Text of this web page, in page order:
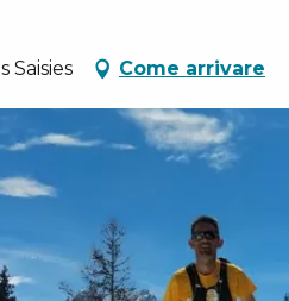
Saisies Come arrivare